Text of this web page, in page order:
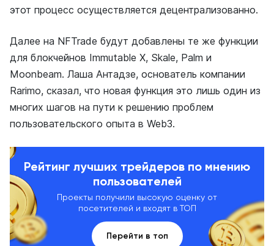
этот процесс осуществляется децентрализованно.
Далее на NFTrade будут добавлены те же функции
для блокчейнов Immutable X, Skale, Palm и
Moonbeam. Лаша Антадзе, основатель компании
Rarimo, сказал, что новая функция это лишь один из
многих шагов на пути к решению проблем
пользовательского опыта в Web3.
Рейтинг лучших трейдеров по мнению
пользователей
Проекты получили высокую оценку от
посетителей и входят в ТОП
Перейти в топ